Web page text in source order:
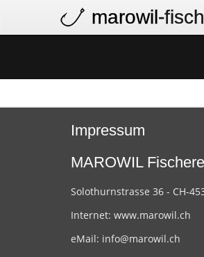
marowil-
Impressum
MAROWIL
Solothurnstrasse 36 - CH-
Internet: www.marowil.ch
eMail: info@marowil.ch